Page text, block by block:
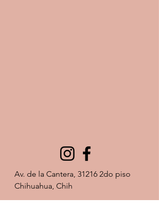
Av. de la Cantera, 31216 2do piso
Chihuahua, Chih